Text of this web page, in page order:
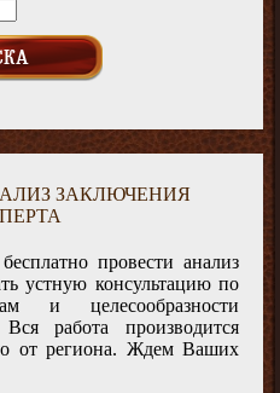
ЗАКЛЮЧЕНИЯ
провести анализ
устную консультацию по
и целесообразности
работа производится
от региона. Ждем Ваших